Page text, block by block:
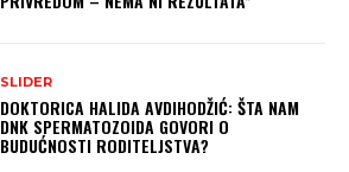
SLIDER
DOKTORICA HALIDA AVDIHODŽIĆ: ŠTA NAM
DNK SPERMATOZOIDA GOVORI O
BUDUĆNOSTI RODITELJSTVA?